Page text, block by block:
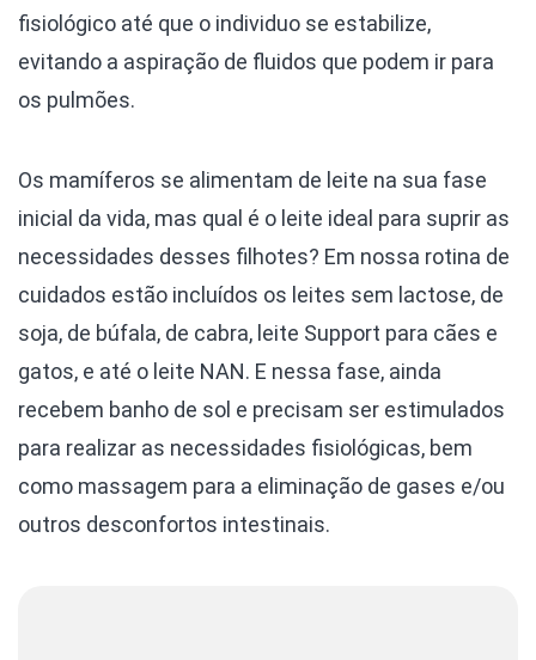
fisiológico até que o individuo se estabilize,
evitando a aspiração de fluidos que podem ir para
os pulmões.
Os mamíferos se alimentam de leite na sua fase
inicial da vida, mas qual é o leite ideal para suprir as
necessidades desses filhotes? Em nossa rotina de
cuidados estão incluídos os leites sem lactose, de
soja, de búfala, de cabra, leite Support para cães e
gatos, e até o leite NAN. E nessa fase, ainda
recebem banho de sol e precisam ser estimulados
para realizar as necessidades fisiológicas, bem
como massagem para a eliminação de gases e/ou
outros desconfortos intestinais.